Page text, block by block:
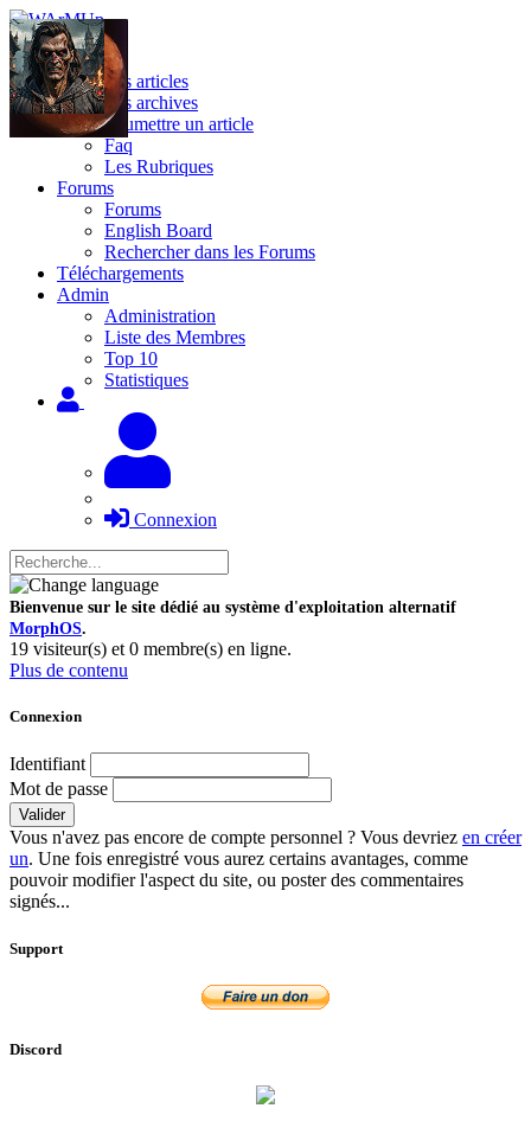
Site
Les articles
Les archives
Soumettre un article
Faq
Les Rubriques
Forums
Forums
English Board
Rechercher dans les Forums
Téléchargements
Admin
Administration
Liste des Membres
Top 10
Statistiques
Connexion
Bienvenue sur le site dédié au système d'exploitation alternatif
MorphOS.
19 visiteur(s) et 0 membre(s) en ligne.
Plus de contenu
Connexion
Identifiant
Mot de passe
Valider
Vous n'avez pas encore de compte personnel ? Vous devriez en créer
un. Une fois enregistré vous aurez certains avantages, comme
pouvoir modifier l'aspect du site, ou poster des commentaires
signés...
Support
Discord